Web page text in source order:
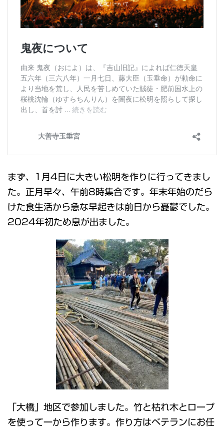
まず、1月4日に大きい松明を作りに行ってきまし
た。正月早々、午前8時集合です。年末年始のだら
けた食生活から急な早起きは前日から憂鬱でした。
2024年初ため息が出ました。
「大橋」地区で参加しました。竹と枯れ木とロープ
を使って一から作ります。作り方はベテランにお任